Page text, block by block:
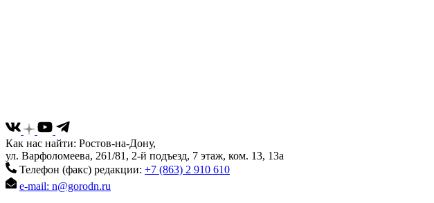
Как нас найти: Ростов-на-Дону,
ул. Варфоломеева, 261/81, 2-й подъезд, 7 этаж, ком. 13, 13а
Телефон (факс) редакции: +7 (863) 2 910 610
e-mail: n@gorodn.ru